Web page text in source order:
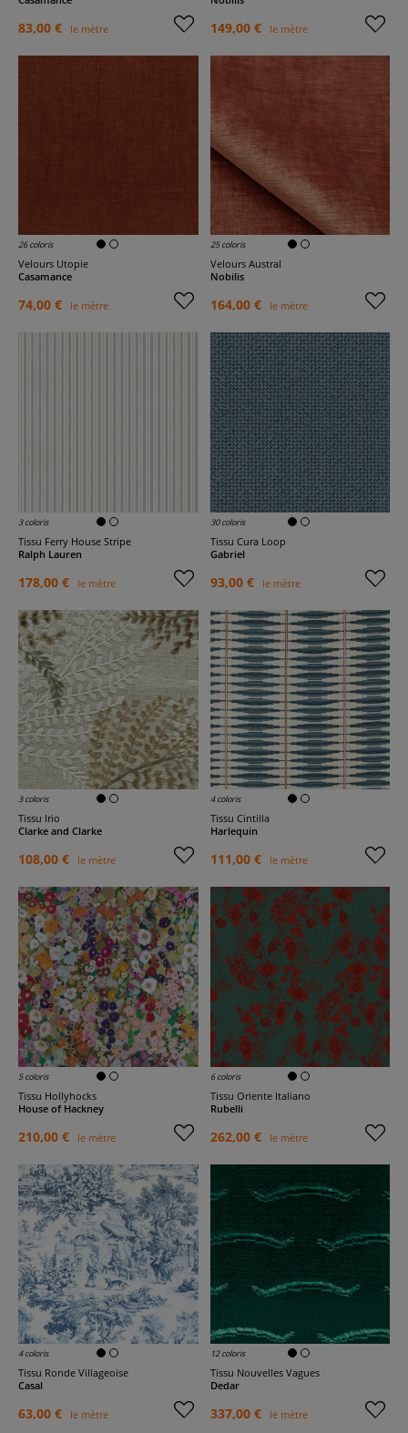
83,00 € le mètre 149,00 € le mètre
26 coloris
Velours Utopie
Casamance
74,00 € le mètre
25 coloris
Velours Austral
Nobilis
164,00 € le mètre
3 coloris
Tissu Ferry House Stripe
Ralph Lauren
178,00 € le mètre
30 coloris
Tissu Cura Loop
Gabriel
93,00 € le mètre
3 coloris
Tissu Irio
Clarke and Clarke
108,00 € le mètre
4 coloris
Tissu Cintilla
Harlequin
111,00 € le mètre
5 coloris
Tissu Hollyhocks
House of Hackney
210,00 € le mètre
6 coloris
Tissu Oriente Italiano
Rubelli
262,00 € le mètre
4 coloris
Tissu Ronde Villageoise
Casal
63,00 € le mètre
12 coloris
Tissu Nouvelles Vagues
Dedar
337,00 € le mètre